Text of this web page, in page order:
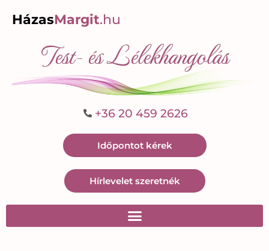
HázasMargit.hu
Test- és Lélekhangolás
+36 20 459 2626
Időpontot kérek
Hírlevelet szeretnék